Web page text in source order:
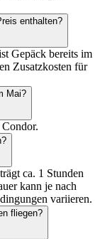
enthalten?
Gepäck bereits im
Zusatzkosten für
Mai?
ca. 1 Stunden
kann je nach
variieren.
fliegen?